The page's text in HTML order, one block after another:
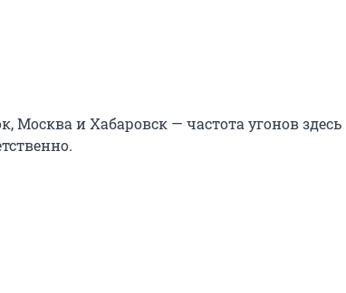
Москва и Хабаровск — частота угонов здесь